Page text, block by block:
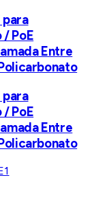
para
PoE
Entre
para
PoE
Entre